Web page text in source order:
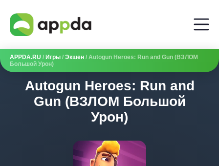
APPDA.RU / Игры / Экшен / Autogun Heroes: Run and Gun (ВЗЛОМ
Большой Урон)
Autogun Heroes: Run and
Gun (ВЗЛОМ Большой
Урон)